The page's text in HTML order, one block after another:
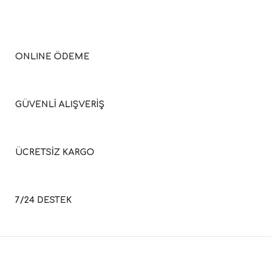
ONLINE ÖDEME
GÜVENLİ ALIŞVERİŞ
ÜCRETSİZ KARGO
7/24 DESTEK